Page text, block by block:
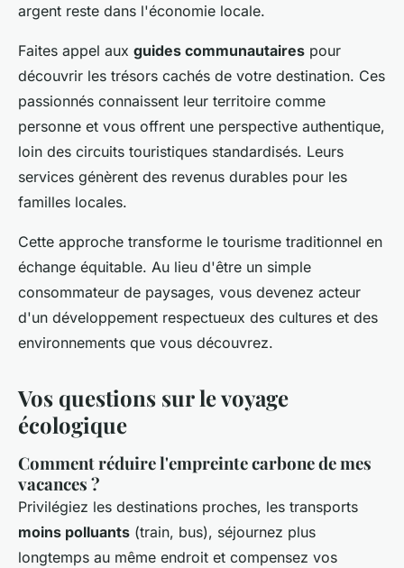
argent reste dans l'économie locale.
Faites appel aux guides communautaires pour
découvrir les trésors cachés de votre destination. Ces
passionnés connaissent leur territoire comme
personne et vous offrent une perspective authentique,
loin des circuits touristiques standardisés. Leurs
services génèrent des revenus durables pour les
familles locales.
Cette approche transforme le tourisme traditionnel en
échange équitable. Au lieu d'être un simple
consommateur de paysages, vous devenez acteur
d'un développement respectueux des cultures et des
environnements que vous découvrez.
Vos questions sur le voyage
écologique
Comment réduire l'empreinte carbone de mes
vacances ?
Privilégiez les destinations proches, les transports
moins polluants (train, bus), séjournez plus
longtemps au même endroit et compensez vos